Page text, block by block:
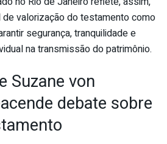
de valorização dotestamentocomo
segurança, tranquilidade e
na transmissão do patrimônio.
Suzane von
debate sobre